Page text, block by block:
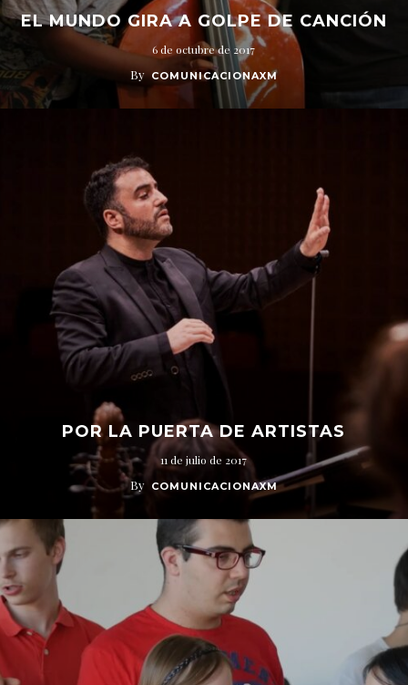
EL MUNDO GIRA A GOLPE DE CANCIÓN
6 de octubre de 2017
By COMUNICACIONAXM
POR LA PUERTA DE ARTISTAS
11 de julio de 2017
By COMUNICACIONAXM